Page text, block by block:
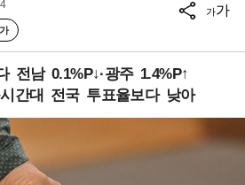
가가
전남 0.1%P↓·광주 1.4%P↑
간대 전국 투표율보다 낮아